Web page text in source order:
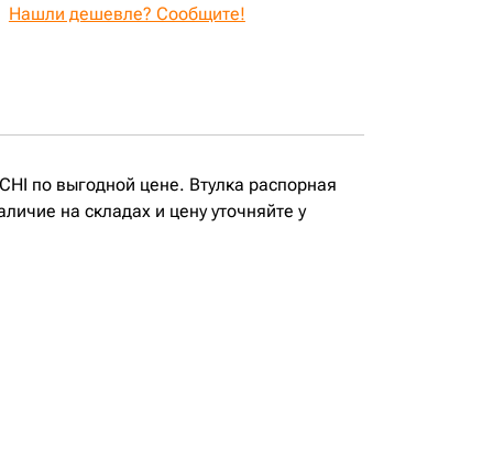
Нашли дешевле? Сообщите!
по выгодной цене. Втулка распорная
на складах и цену уточняйте у